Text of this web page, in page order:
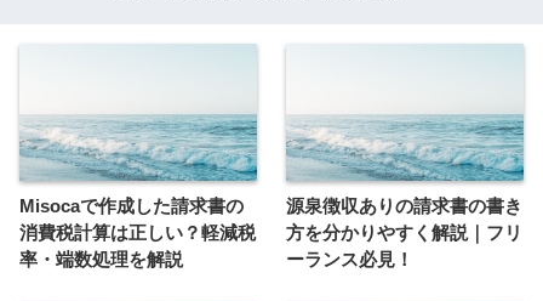
Misocaで作成した請求書の
消費税計算は正しい？軽減税
率・端数処理を解説
源泉徴収ありの請求書の書き
方を分かりやすく解説｜フリ
ーランス必見！